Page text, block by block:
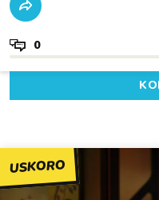
0
USKORO